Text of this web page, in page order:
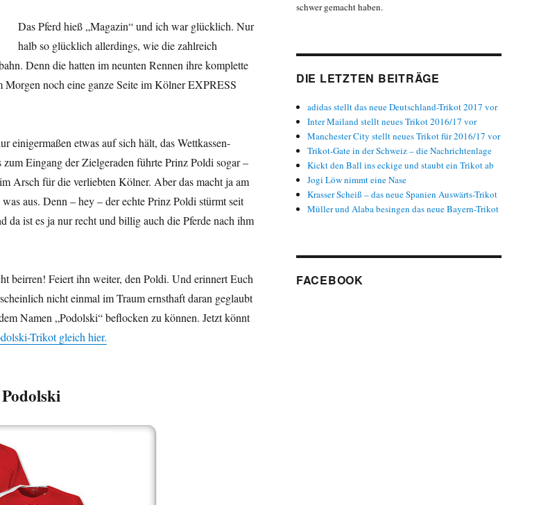
Das Pferd hieß „Magazin“ und ich war glücklich. Nur
halb so glücklich allerdings, wie die zahlreich
Denn die hatten im neunten Rennen ihre komplette
Morgen noch eine ganze Seite im Kölner EXPRESS
einigermaßen etwas auf sich hält, das Wettkassen-
Eingang der Zielgeraden führte Prinz Poldi sogar –
Arsch für die verliebten Kölner. Aber das macht ja am
aus. Denn – hey – der echte Prinz Poldi stürmt seit
da ist es ja nur recht und billig auch die Pferde nach ihm
beirren! Feiert ihn weiter, den Poldi. Und erinnert Euch
nicht einmal im Traum ernsthaft daran geglaubt
Namen „Podolski“ beflocken zu können. Jetzt könnt
Trikot gleich hier.
schwer gemacht haben.
DIE LETZTEN BEITRÄGE
adidas stellt das neue Deutschland-Trikot 2017 vor
Inter Mailand stellt neues Trikot 2016/17 vor
Manchester City stellt neues Trikot für 2016/17 vor
Trikot-Gate in der Schweiz – die Nachrichtenlage
Kickt den Ball ins eckige und staubt ein Trikot ab
Jogi Löw nimmt eine Nase
Krasser Scheiß – das neue Spanien Auswärts-Trikot
Müller und Alaba besingen das neue Bayern-Trikot
FACEBOOK